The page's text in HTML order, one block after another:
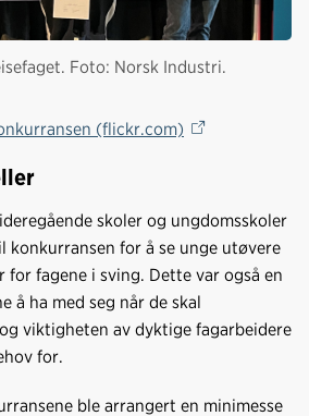
Foto: Norsk Industri.
(flickr.com)
skoler og ungdomsskoler
for å se unge utøvere
for fagene i sving. Dette var også en
å ha med seg når de skal
viktigheten av dyktige fagarbeidere
for.
ble arrangert en minimesse